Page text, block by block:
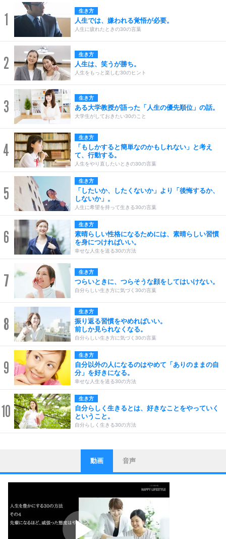
1 生き方
人生では、嫌われる覚悟が必要。
人生に疲れたときの30の言葉
2 生き方
人生は、笑うが勝ち。
人生をもっと楽しむ30のヒント
3 生き方
ある大学教授が語った「人生の優先順位」の話。
大学生がしておきたい30のこと
4
生き方
「もしかすると簡単なのかもしれない」と考え
て、行動する。
人生をやり直したいときの30の言葉
5
生き方
「したいか、したくないか」より「後悔するか、
しないか」。
人生に希望を持って生きる30の言葉
6
生き方
素晴らしい性格になるためには、素晴らしい習慣
を身につければいい。
幸せな人生を送る30の方法
7 生き方
つらいときに、つらそうな顔をしてはいけない。
自分らしい生き方に気づく30の言葉
8
生き方
振り返る習慣をやめればいい。
前しか見られなくなる。
自分らしい生き方に気づく30の言葉
9
生き方
自分以外の人になるのはやめて「ありのままの自
分」を好きになる。
幸せな人生を送る30の方法
10
生き方
自分らしく生きるとは、好きなことをやっていく
ということ。
自分らしく生きる30の方法
1
ストレス対策
他人と比べない。
いっそのこと、他人を見ない。
いらいらしない人になる30の方法
ポジティブになれない原因は、行動しないから。
ポジティブ思考になる30の方法
動画 音声